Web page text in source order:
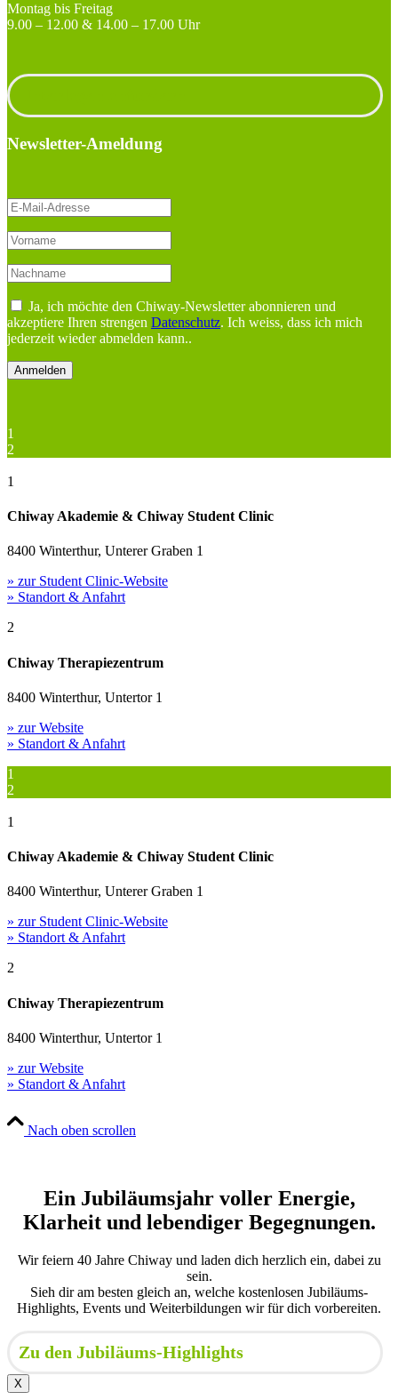
Montag bis Freitag
9.00 – 12.00 & 14.00 – 17.00 Uhr
Newsletter-Ameldung
Ja, ich möchte den Chiway-Newsletter abonnieren und
akzeptiere Ihren strengen Datenschutz. Ich weiss, dass ich mich
jederzeit wieder abmelden kann..
1
2
1
Chiway Akademie & Chiway Student Clinic
8400 Winterthur, Unterer Graben 1
» zur Student Clinic-Website
» Standort & Anfahrt
2
Chiway Therapiezentrum
8400 Winterthur, Untertor 1
» zur Website
» Standort & Anfahrt
1
2
1
Chiway Akademie & Chiway Student Clinic
8400 Winterthur, Unterer Graben 1
» zur Student Clinic-Website
» Standort & Anfahrt
2
Chiway Therapiezentrum
8400 Winterthur, Untertor 1
» zur Website
» Standort & Anfahrt
Nach oben scrollen
Ein Jubiläumsjahr voller Energie,
Klarheit und lebendiger Begegnungen.
Wir feiern 40 Jahre Chiway und laden dich herzlich ein, dabei zu
sein.
Sieh dir am besten gleich an, welche kostenlosen Jubiläums-
Highlights, Events und Weiterbildungen wir für dich vorbereiten.
Zu den Jubiläums-Highlights
X